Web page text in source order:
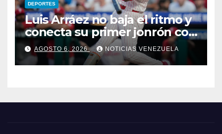
DEPORTES
Luis Arráez no baja el ritmo y
conecta su primer jonrón con
los Filis
AGOSTO 6, 2026 NOTICIAS VENEZUELA